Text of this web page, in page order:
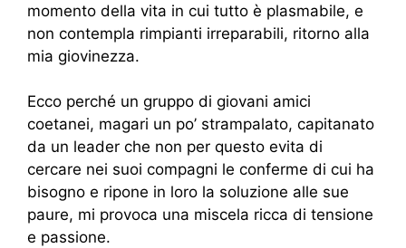
momento della vita in cui tutto è plasmabile, e
non contempla rimpianti irreparabili, ritorno alla
mia giovinezza.
Ecco perché un gruppo di giovani amici
coetanei, magari un po’ strampalato, capitanato
da un leader che non per questo evita di
cercare nei suoi compagni le conferme di cui ha
bisogno e ripone in loro la soluzione alle sue
paure, mi provoca una miscela ricca di tensione
e passione.